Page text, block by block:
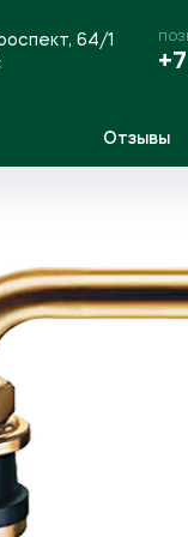
64/1
Отзывы